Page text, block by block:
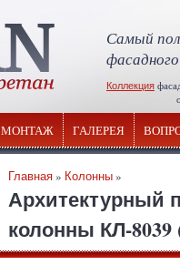
Самый
Коллекция
МОНТАЖ ГАЛЕРЕЯ
Главная» Колонны»
Архитектурный
колонны КЛ-8039